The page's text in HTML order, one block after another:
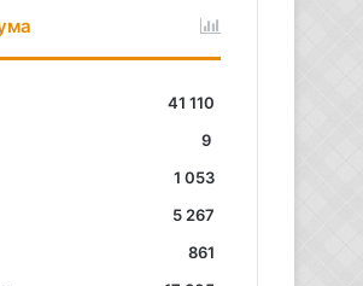
41 110
9
1 053
5 267
861